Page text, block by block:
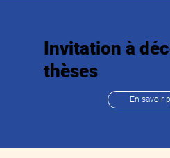
Invitation à
thèses
En savoir